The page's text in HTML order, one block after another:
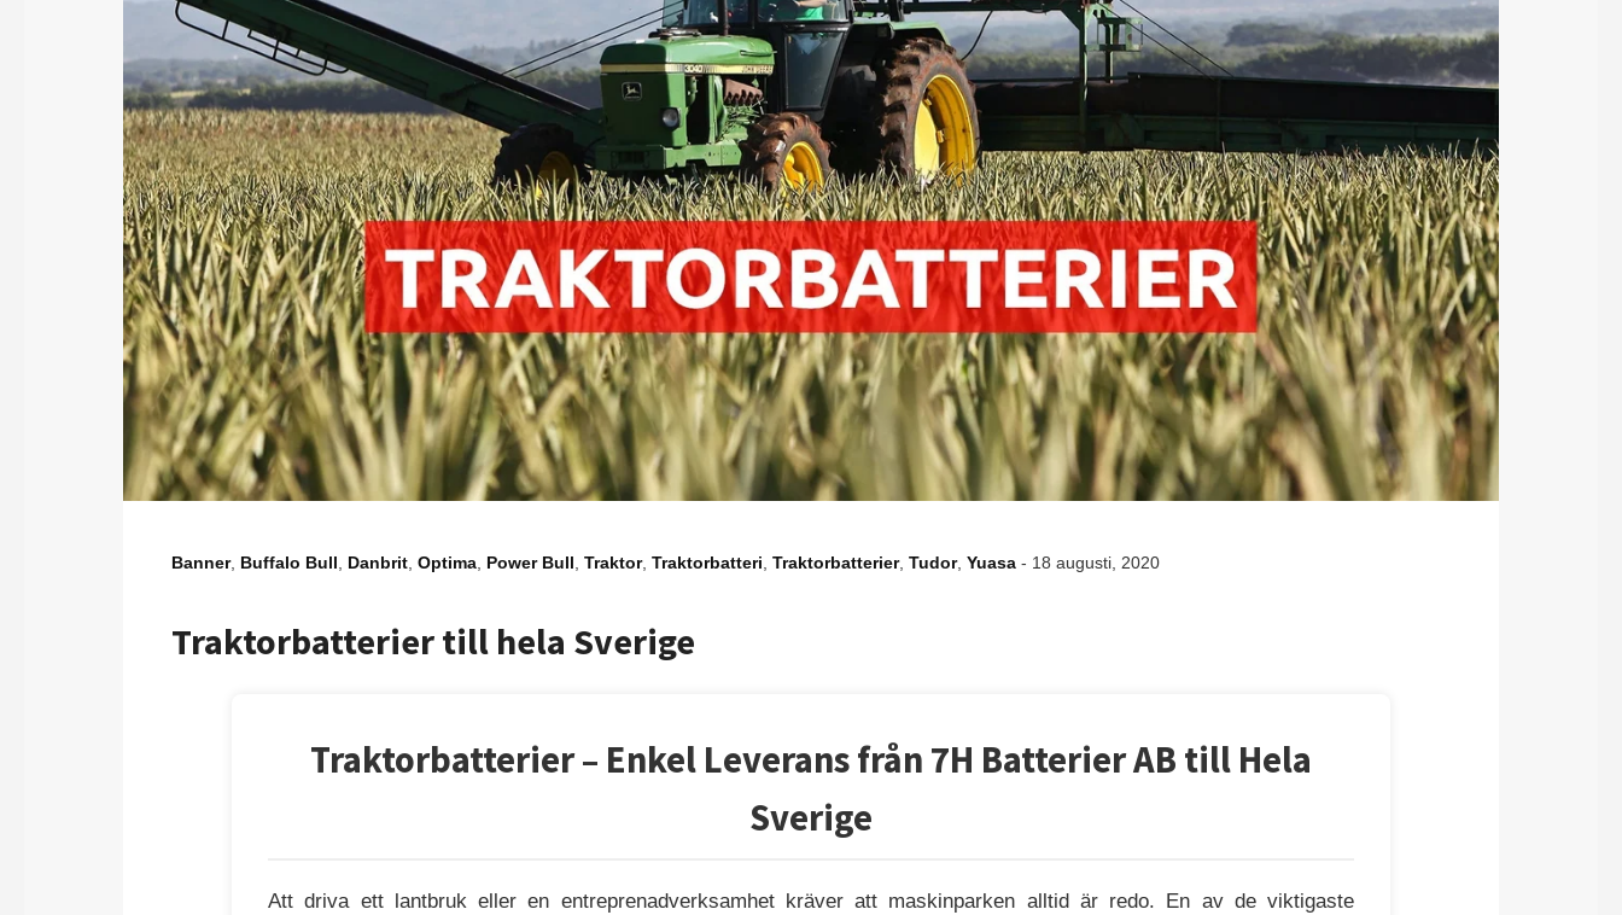
Banner, Buffalo Bull, Danbrit, Optima, Power Bull, Traktor, Traktorbatteri, Traktorbatterier, Tudor, Yuasa - 18 augusti, 2020
Traktorbatterier till hela Sverige
Traktorbatterier – Enkel Leverans från 7H Batterier AB till Hela
Sverige
Att driva ett lantbruk eller en entreprenadverksamhet kräver att maskinparken alltid är redo. En av de viktigaste